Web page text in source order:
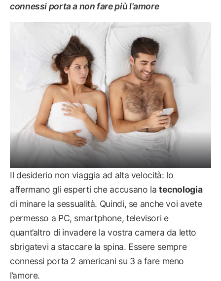
connessi porta a non fare più l'amore
Il desiderio non viaggia ad alta velocità: lo
affermano gli esperti che accusano la tecnologia
di minare la sessualità. Quindi, se anche voi avete
permesso a PC, smartphone, televisori e
quant’altro di invadere la vostra camera da letto
sbrigatevi a staccare la spina. Essere sempre
connessi porta 2 americani su 3 a fare meno
l’amore.